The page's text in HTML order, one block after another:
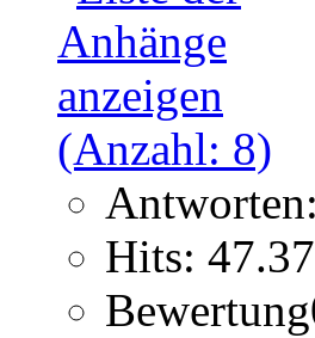
Antworten:
Hits: